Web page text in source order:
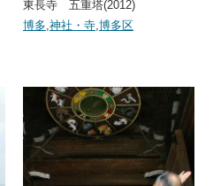
東長寺 五重塔(2012)
博多,神社・寺,博多区